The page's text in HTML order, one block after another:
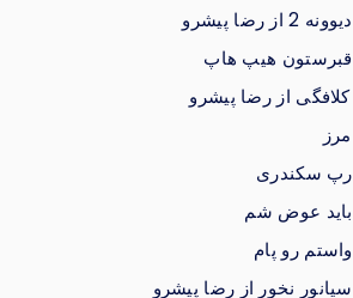
دیوونه 2 از رضا پیشرو
قبرستون هیپ هاپ
کلافگی از رضا پیشرو
مرز
رپ سکندری
باید عوض شم
واستم رو پام
سیانور نخور از رضا پیشرو